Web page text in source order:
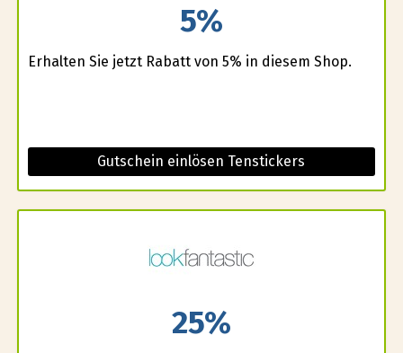
5%
Erhalten Sie jetzt Rabatt von 5% in diesem Shop.
Gutschein einlösen Tenstickers
25%